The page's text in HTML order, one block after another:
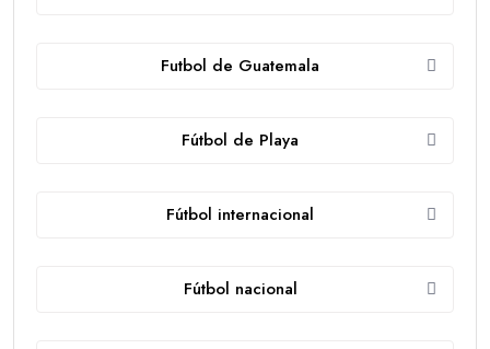
Futbol de Guatemala
Fútbol de Playa
Fútbol internacional
Fútbol nacional